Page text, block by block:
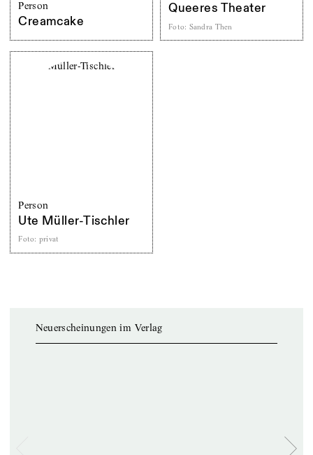
Person
Creamcake
Queeres Theater
Foto: Sandra Then
Person
Ute Müller-Tischler
Foto: privat
Neuerscheinungen im Verlag